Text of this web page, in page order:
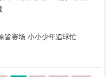
皆赛场 小小少年追球忙